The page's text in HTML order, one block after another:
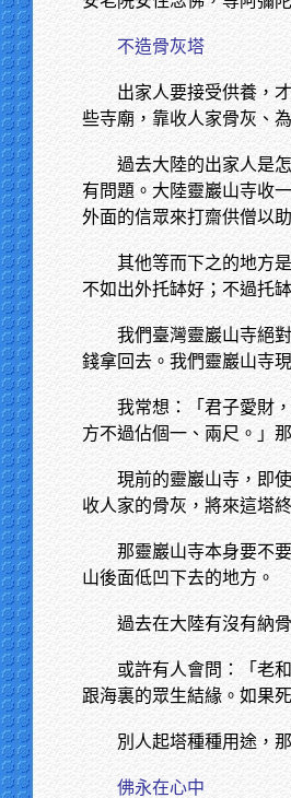
不造骨灰塔
出家人要接受供養，
些寺廟，靠收人家骨灰、
過去大陸的出家人是
有問題。大陸靈巖山寺收
外面的信眾來打齋供僧以
其他等而下之的地方
不如出外托缽好；不過托
我們臺灣靈巖山寺絕
錢拿回去。我們靈巖山寺
我常想：「君子愛財
方不過佔個一、兩尺。」
現前的靈巖山寺，即
收人家的骨灰，將來這塔
那靈巖山寺本身要不
山後面低凹下去的地方。
過去在大陸有沒有納
或許有人會問：「老
跟海裏的眾生結緣。如果
別人起塔種種用途，
佛永在心中